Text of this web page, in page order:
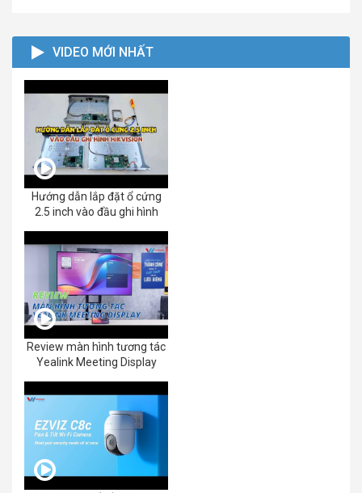
VIDEO MỚI NHẤT
Hướng dẫn lắp đặt ổ cứng
2.5 inch vào đầu ghi hình
Review màn hình tương tác
Yealink Meeting Display